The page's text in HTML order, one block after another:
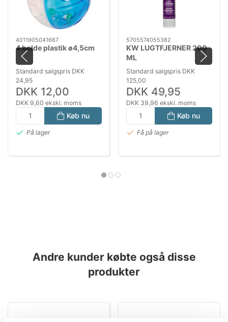
4011905041667
4 bolde plastik ø4,5cm
Standard salgspris DKK
24,95
DKK 12,00
DKK 9,60 ekskl. moms
Køb nu
På lager
5705574055382
KW LUGTFJERNER 200
ML
Standard salgspris DKK
125,00
DKK 49,95
DKK 39,96 ekskl. moms
Køb nu
Få på lager
Andre kunder købte også disse
produkter